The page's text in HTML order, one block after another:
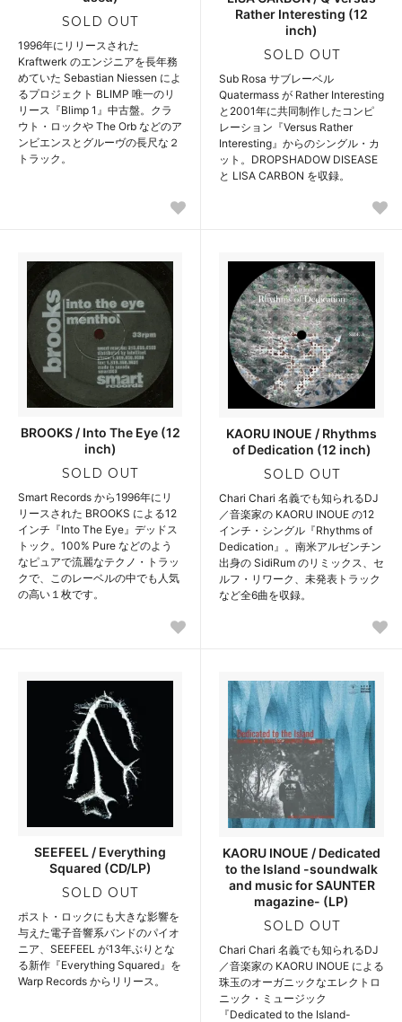
SOLD OUT
1996年にリリースされた
Kraftwerk のエンジニアを長年務
めていた Sebastian Niessen によ
るプロジェクト BLIMP 唯一のリ
リース『Blimp 1』中古盤。クラ
ウト・ロックや The Orb などのア
ンビエンスとグルーヴの長尺な２
トラック。
Rather Interesting (12
inch)
SOLD OUT
Sub Rosa サブレーベル
Quatermass が Rather Interesting
と2001年に共同制作したコンピ
レーション『Versus Rather
Interesting』からのシングル・カ
ット。DROPSHADOW DISEASE
と LISA CARBON を収録。
BROOKS / Into The Eye (12
inch)
SOLD OUT
Smart Records から1996年にリ
リースされた BROOKS による12
インチ『Into The Eye』デッドス
トック。100% Pure などのよう
なピュアで流麗なテクノ・トラッ
クで、このレーベルの中でも人気
の高い１枚です。
KAORU INOUE / Rhythms
of Dedication (12 inch)
SOLD OUT
Chari Chari 名義でも知られるDJ
／音楽家の KAORU INOUE の12
インチ・シングル『Rhythms of
Dedication』。南米アルゼンチン
出身の SidiRum のリミックス、セ
ルフ・リワーク、未発表トラック
など全6曲を収録。
SEEFEEL / Everything
Squared (CD/LP)
SOLD OUT
ポスト・ロックにも大きな影響を
与えた電子音響系バンドのパイオ
ニア、SEEFEEL が13年ぶりとな
る新作『Everything Squared』を
Warp Records からリリース。
KAORU INOUE / Dedicated
to the Island -soundwalk
and music for SAUNTER
magazine- (LP)
SOLD OUT
Chari Chari 名義でも知られるDJ
／音楽家の KAORU INOUE による
珠玉のオーガニックなエレクトロ
ニック・ミュージック
『Dedicated to the Island-